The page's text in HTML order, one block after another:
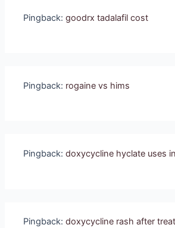
Pingback:goodrx tadalafil cost
Pingback: rogaine vs hims
Pingback:doxycycline hyclate uses
Pingback:doxycycline rash after